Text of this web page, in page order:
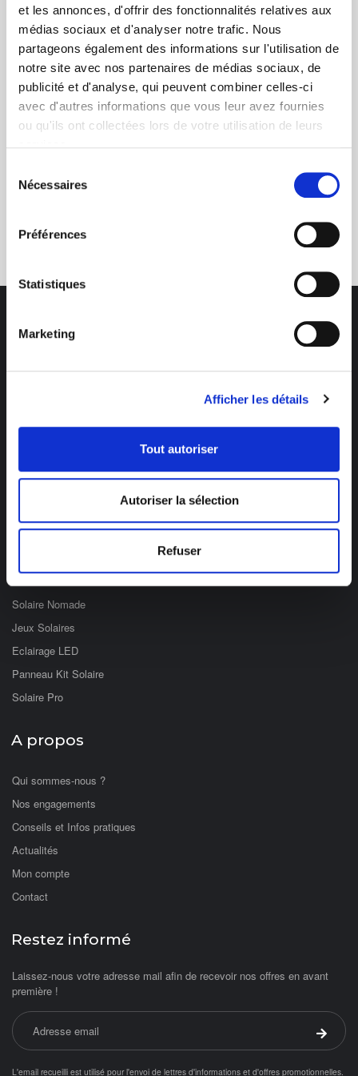
et les annonces, d'offrir des fonctionnalités relatives aux
médias sociaux et d'analyser notre trafic. Nous
partageons également des informations sur l'utilisation de
notre site avec nos partenaires de médias sociaux, de
publicité et d'analyse, qui peuvent combiner celles-ci
avec d'autres informations que vous leur avez fournies
ou qu'ils ont collectées lors de votre utilisation de leurs
Nécessaires
Préférences
Statistiques
Marketing
Afficher les détails
Tout autoriser
Autoriser la sélection
Refuser
+ de 10 ans d'expertise
dans le photovoltaïque
de 8h à 12h et de 14h à 17h
Eclairage Solaire
Solaire Nomade
Jeux Solaires
Eclairage LED
Panneau Kit Solaire
Solaire Pro
A propos
Qui sommes-nous ?
Nos engagements
Conseils et Infos pratiques
Actualités
Mon compte
Contact
Restez informé
Laissez-nous votre adresse mail afin de recevoir nos offres en avant
première !
Adresse email
Valider
L'email recueilli est utilisé pour l'envoi de lettres d'informations et d'offres promotionnelles.